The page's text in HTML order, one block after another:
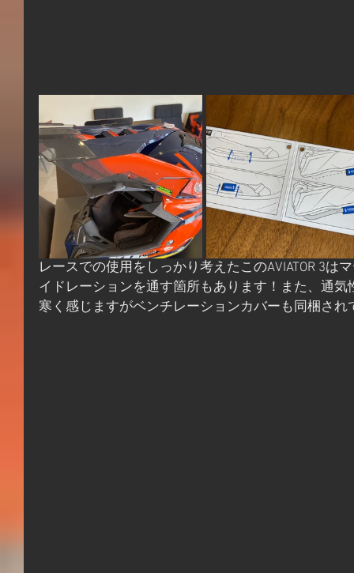
レースでの使用をしっかり考えたこのAVIATOR 3は
イドレーションを通す箇所もあります！また、通
寒く感じますがベンチレーションカバーも同梱され